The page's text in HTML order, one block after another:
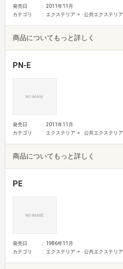
発売日
2011年11月
カテゴリ
エクステリア 公共エクステリア
商品についてもっと詳しく
PN-E
発売日
2011年11月
カテゴリ
エクステリア 公共エクステリア
商品についてもっと詳しく
PE
発売日
1986年11月
カテゴリ
エクステリア 公共エクステリア